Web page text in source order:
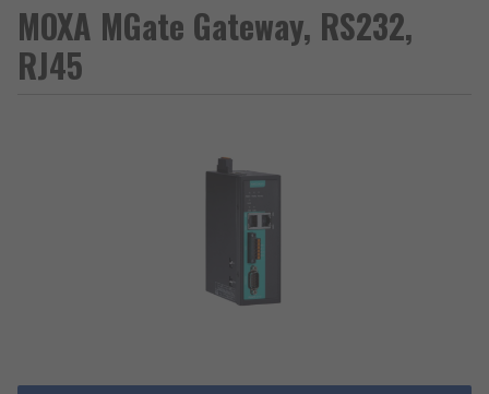
MOXA MGate Gateway, RS232,
RJ45